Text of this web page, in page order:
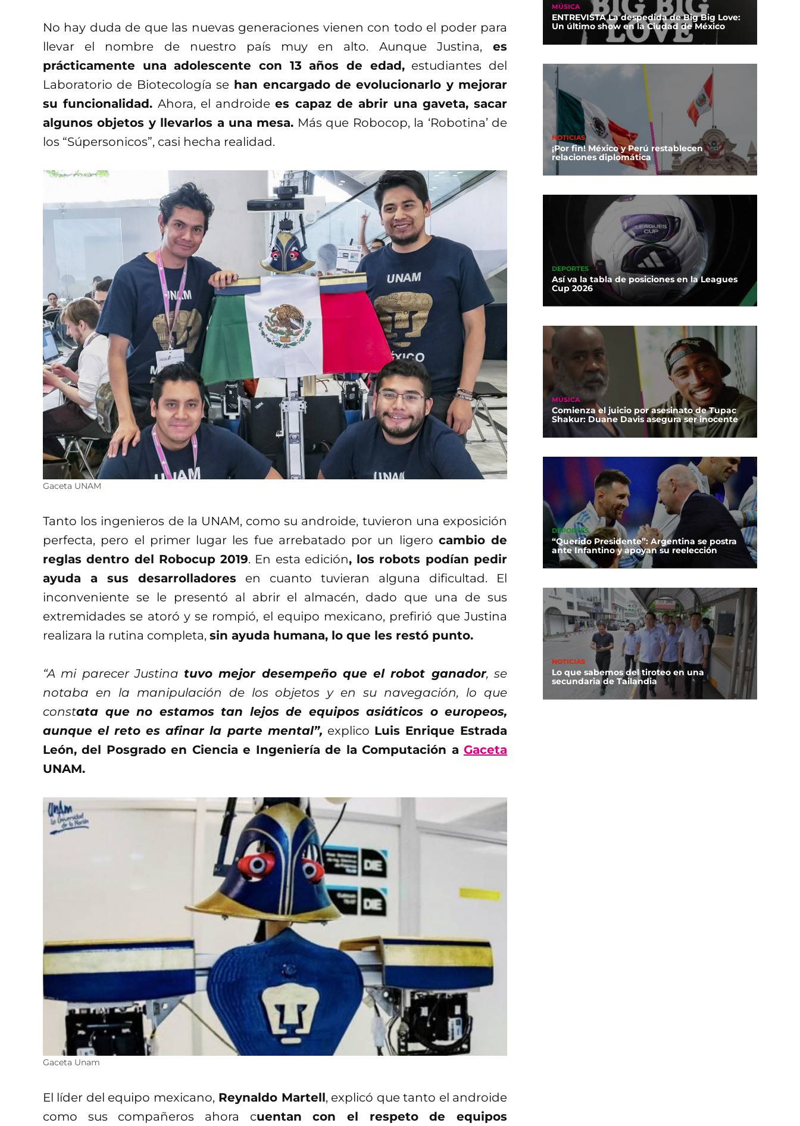
No hay duda de que las nuevas generaciones vienen con todo el poder para
llevar el nombre de nuestro país muy en alto. Aunque Justina, es
prácticamente una adolescente con 13 años de edad,estudiantes del
Laboratorio de Biotecología se han encargado de evolucionarlo y mejorar
su funcionalidad.Ahora, el androidees capaz de abrir una gaveta, sacar
algunos objetos y llevarlos a una mesa. Más que Robocop, la ‘Robotina’ de
los “Súpersonicos”, casi hecha realidad.
Gaceta UNAM
Tanto los ingenieros de la UNAM, como su androide, tuvieron una exposición
perfecta, pero el primer lugar les fue arrebatado por un ligero cambio de
reglas dentro del Robocup 2019. En esta edición, los robots podían pedir
ayuda a sus desarrolladores en cuanto tuvieran alguna dificultad. El
inconveniente se le presentó al abrir el almacén, dado que una de sus
extremidades se atoró y se rompió, el equipo mexicano, prefirió que Justina
realizara la rutina completa, sin ayuda humana, lo que les restó punto.
“A mi parecer Justinatuvo mejor desempeño que el robot ganador, se
notaba en la manipulación de los objetos y en su navegación, lo que
constata que no estamos tan lejos de equipos asiáticos o europeos,
aunque el reto es afinar la parte mental”, explico Luis Enrique Estrada
León, del Posgrado en Ciencia e Ingeniería de la Computación a Gaceta
UNAM.
Gaceta Unam
El líder del equipo mexicano, Reynaldo Martell, explicó que tanto el androide
como sus compañeros ahora cuentan con el respeto de equipos
MÚSICA
ENTREVISTA La despedida de Big Big Love:
Un último show en la Ciudad de México
NOTICIAS
¡Por fin! México y Perú restablecen
relaciones diplomática
DEPORTES
Así va la tabla de posiciones en la Leagues
Cup 2026
MÚSICA
Comienza el juicio por asesinato de Tupac
Shakur: Duane Davis asegura ser inocente
DEPORTES
“Querido Presidente”: Argentina se postra
ante Infantino y apoyan su reelección
NOTICIAS
Lo que sabemos del tiroteo en una
secundaria de Tailandia